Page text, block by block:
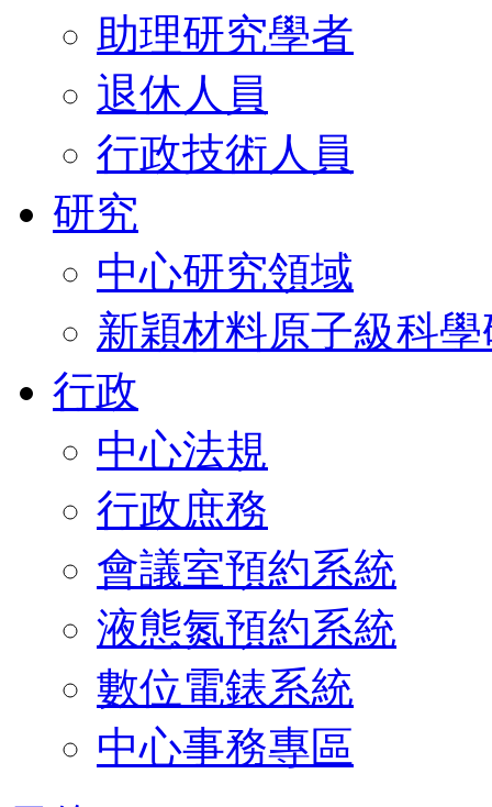
助理研究學者
退休人員
行政技術人員
研究
中心研究領域
新穎材料原子級科
行政
中心法規
行政庶務
會議室預約系統
液態氮預約系統
數位電錶系統
中心事務專區